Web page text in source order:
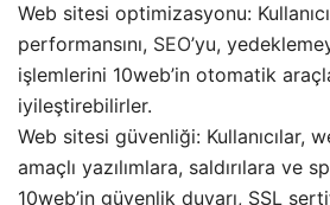
Web sitesi optimizasyonu:
performansını, SEO’yu,
işlemlerini 10web’in otomatik
iyileştirebilirler.
Web sitesi güvenliği: Kullanıcılar,
amaçlı yazılımlara, saldırılara ve
10web’in güvenlik duvarı, SSL